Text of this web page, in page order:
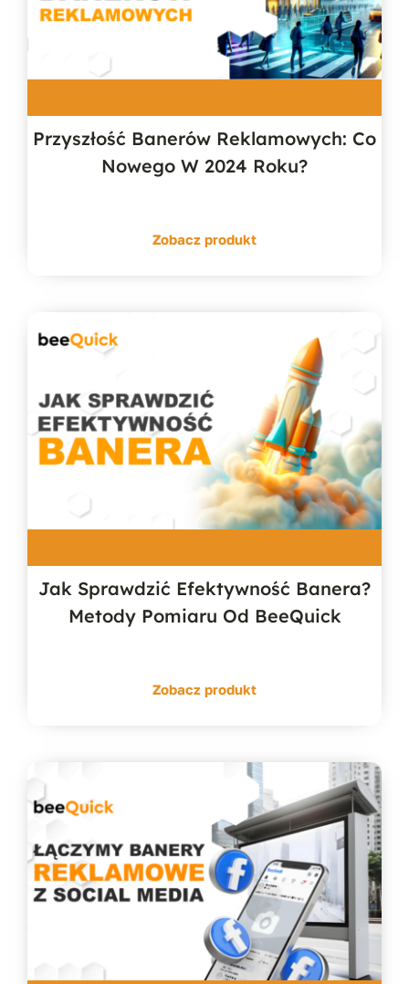
Przyszłość Banerów Reklamowych: Co
Nowego W 2024 Roku?
Zobacz produkt
Jak Sprawdzić Efektywność Banera?
Metody Pomiaru Od BeeQuick
Zobacz produkt